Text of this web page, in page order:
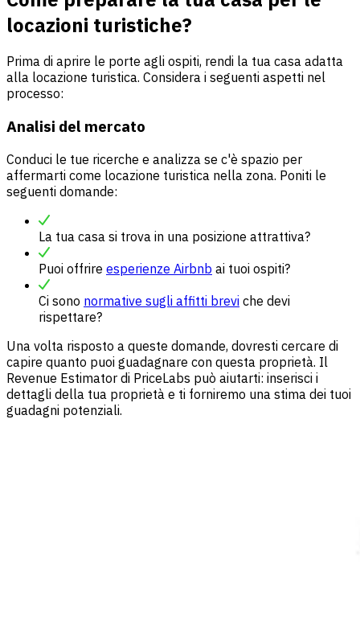
locazioni turistiche?
Prima di aprire le porte agli ospiti, rendi la tua casa adatta
alla locazione turistica. Considera i seguenti aspetti nel
processo:
Analisi del mercato
Conduci le tue ricerche e analizza se c'è spazio per
affermarti come locazione turistica nella zona. Poniti le
seguenti domande:
La tua casa si trova in una posizione attrattiva?
Puoi offrire esperienze Airbnb ai tuoi ospiti?
Ci sono normative sugli affitti brevi che devi
rispettare?
Una volta risposto a queste domande, dovresti cercare di
capire quanto puoi guadagnare con questa proprietà. Il
Revenue Estimator di PriceLabs può aiutarti: inserisci i
dettagli della tua proprietà e ti forniremo una stima dei tuoi
guadagni potenziali.